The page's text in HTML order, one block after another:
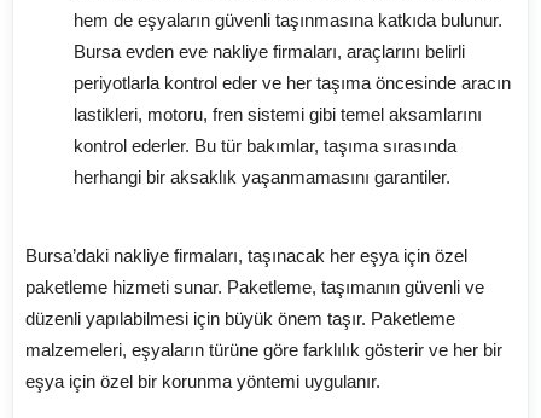
hem de eşyaların güvenli taşınmasına katkıda bulunur.
Bursa evden eve nakliye firmaları, araçlarını belirli
periyotlarla kontrol eder ve her taşıma öncesinde aracın
lastikleri, motoru, fren sistemi gibi temel aksamlarını
kontrol ederler. Bu tür bakımlar, taşıma sırasında
herhangi bir aksaklık yaşanmamasını garantiler.
Bursa’daki nakliye firmaları, taşınacak her eşya için özel
paketleme hizmeti sunar. Paketleme, taşımanın güvenli ve
düzenli yapılabilmesi için büyük önem taşır. Paketleme
malzemeleri, eşyaların türüne göre farklılık gösterir ve her bir
eşya için özel bir korunma yöntemi uygulanır.